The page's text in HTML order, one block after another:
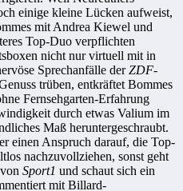
einige kleine Lücken aufweist,
mit Andrea Kiewel und
Top-Duo verpflichten
nicht nur virtuell mit in
Sprechanfälle derZDF-
trüben, entkräftet Bommes
Fernsehgarten-Erfahrung
durch etwas Valium im
Maß heruntergeschraubt.
einen Anspruch darauf, die Top-
nachzuvollziehen, sonst geht
Sport1 und schaut sich ein
mit Billard-